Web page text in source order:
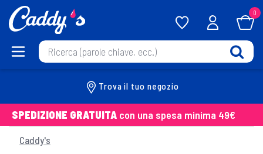
0
Trova il tuo negozio
SPEDIZIONE GRATUITA con una spesa minima 49€
Caddy's